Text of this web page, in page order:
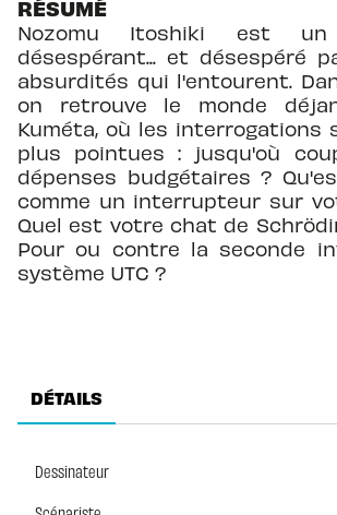
RÉSUMÉ
Nozomu Itoshiki est un
désespérant... et désespéré
absurdités qui l'entourent.
on retrouve le monde
Kuméta, où les interrogations
plus pointues : jusqu'où
dépenses budgétaires ?
comme un interrupteur sur
Quel est votre chat de
Pour ou contre la seconde
système UTC ?
DÉTAILS
Dessinateur